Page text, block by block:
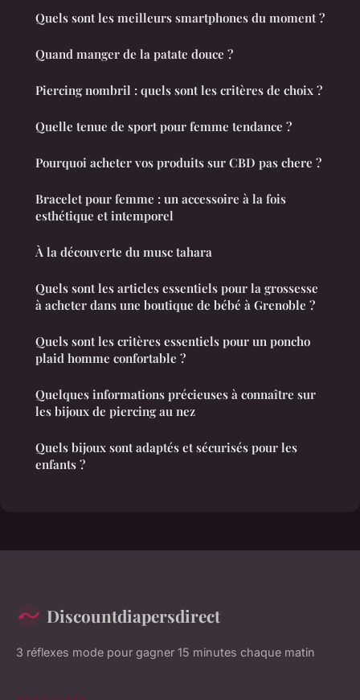
Quels sont les meilleurs smartphones du moment ?
Quand manger de la patate douce ?
Piercing nombril : quels sont les critères de choix ?
Quelle tenue de sport pour femme tendance ?
Pourquoi acheter vos produits sur CBD pas chere ?
Bracelet pour femme : un accessoire à la fois
esthétique et intemporel
À la découverte du musc tahara
Quels sont les articles essentiels pour la grossesse
à acheter dans une boutique de bébé à Grenoble ?
Quels sont les critères essentiels pour un poncho
plaid homme confortable ?
Quelques informations précieuses à connaître sur
les bijoux de piercing au nez
Quels bijoux sont adaptés et sécurisés pour les
enfants ?
Discountdiapersdirect
3 réflexes mode pour gagner 15 minutes chaque matin